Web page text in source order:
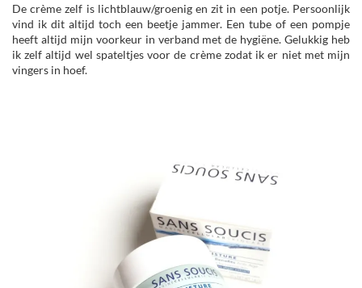
De crème zelf is lichtblauw/groenig en zit in een potje. Persoonlijk
vind ik dit altijd toch een beetje jammer. Een tube of een pompje
heeft altijd mijn voorkeur in verband met de hygiëne. Gelukkig heb
ik zelf altijd wel spateltjes voor de crème zodat ik er niet met mijn
vingers in hoef.